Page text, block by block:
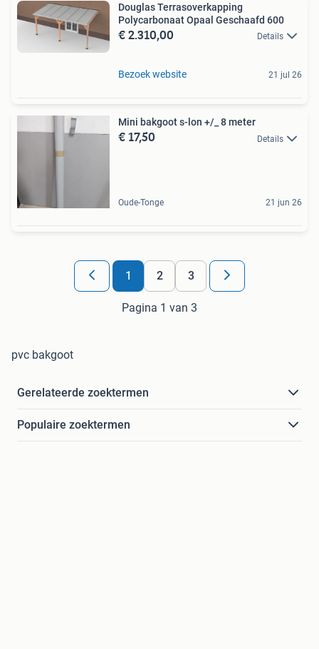
Douglas Terrasoverkapping
Polycarbonaat Opaal Geschaafd 600
€ 2.310,00 Details
Bezoek website 21 jul 26
Mini bakgoot s-lon +/_ 8 meter
€ 17,50 Details
Oude-Tonge 21 jun 26
1 2 3
Pagina 1 van 3
pvc bakgoot
Gerelateerde zoektermen
Populaire zoektermen